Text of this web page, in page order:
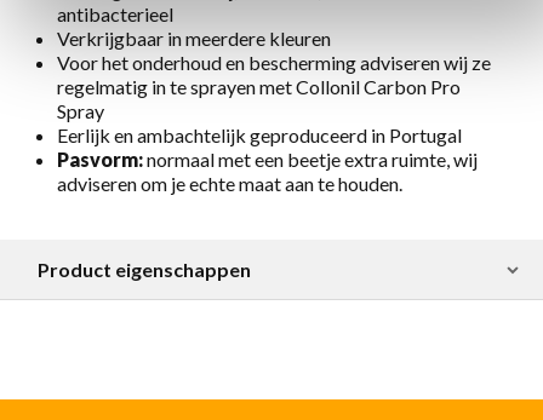
antibacterieel
Verkrijgbaar in meerdere kleuren
Voor het onderhoud en bescherming adviseren wij ze
regelmatig in te sprayen met Collonil Carbon Pro
Spray
Eerlijk en ambachtelijk geproduceerd in Portugal
Pasvorm:normaal met een beetje extra ruimte, wij
adviseren om je echte maat aan te houden.
Product eigenschappen